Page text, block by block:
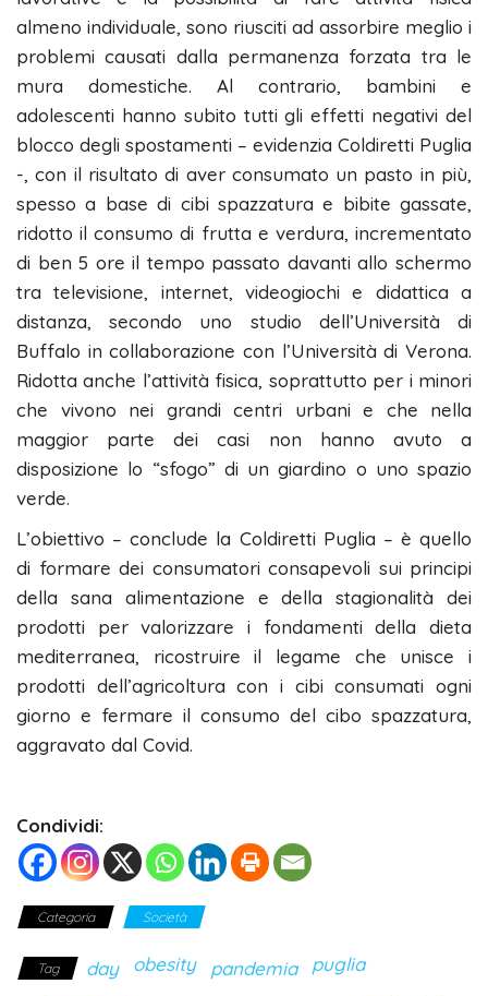
almeno individuale, sono riusciti ad assorbire meglio i
problemi causati dalla permanenza forzata tra le
mura domestiche. Al contrario, bambini e
adolescenti hanno subito tutti gli effetti negativi del
blocco degli spostamenti – evidenzia Coldiretti Puglia
-, con il risultato di aver consumato un pasto in più,
spesso a base di cibi spazzatura e bibite gassate,
ridotto il consumo di frutta e verdura, incrementato
di ben 5 ore il tempo passato davanti allo schermo
tra televisione, internet, videogiochi e didattica a
distanza, secondo uno studio dell’Università di
Buffalo in collaborazione con l’Università di Verona.
Ridotta anche l’attività fisica, soprattutto per i minori
che vivono nei grandi centri urbani e che nella
maggior parte dei casi non hanno avuto a
disposizione lo “sfogo” di un giardino o uno spazio
verde.
L’obiettivo – conclude la Coldiretti Puglia – è quello
di formare dei consumatori consapevoli sui principi
della sana alimentazione e della stagionalità dei
prodotti per valorizzare i fondamenti della dieta
mediterranea, ricostruire il legame che unisce i
prodotti dell’agricoltura con i cibi consumati ogni
giorno e fermare il consumo del cibo spazzatura,
aggravato dal Covid.
Condividi:
Categoria Società
Tag day obesity pandemia puglia